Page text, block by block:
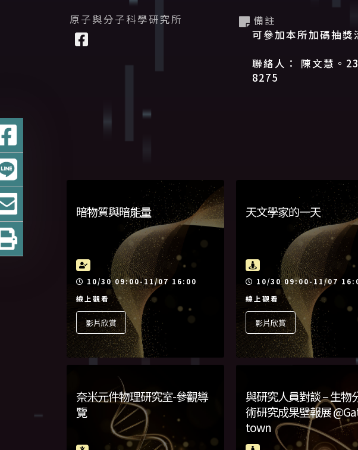
原子與分子科學研究所
備註
可參加本所加碼抽獎
聯絡人： 陳文慧。
8275
暗物質與暗能量
活動時間
10/30 09:00-11/07 16:00
線上觀看
影片欣賞
天文學家的一天
活動時間
10/30 09:00-11/07
線上觀看
影片欣賞
奈米元件物理研究室-參觀導
覽
與研究人員對談 – 生物
術研究成果壁報展
town